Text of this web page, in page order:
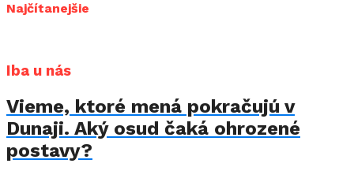
Najčítanejšie
Iba u nás
Vieme, ktoré mená pokračujú v
Dunaji. Aký osud čaká ohrozené
postavy?